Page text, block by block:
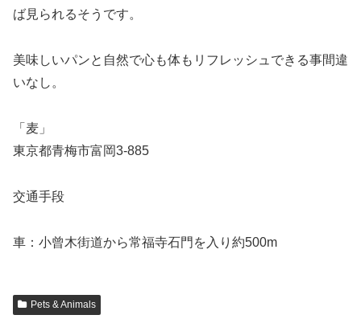
ば見られるそうです。
美味しいパンと自然で心も体もリフレッシュできる事間違
いなし。
「麦」
東京都青梅市富岡3-885
交通手段
車：小曾木街道から常福寺石門を入り約500m
Pets & Animals